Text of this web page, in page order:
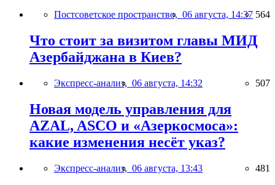
Постсоветское пространство, 06 августа, 14:37 564
Что стоит за визитом главы МИД
Азербайджана в Киев?
Экспресс-анализ, 06 августа, 14:32 507
Новая модель управления для
AZAL, ASCO и «Азеркосмоса»:
какие изменения несёт указ?
Экспресс-анализ, 06 августа, 13:43 481